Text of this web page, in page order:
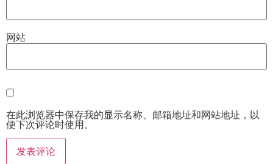
网站
在此浏览器中保存我的显示名称、邮箱地址和网站地址，以
便下次评论时使用。